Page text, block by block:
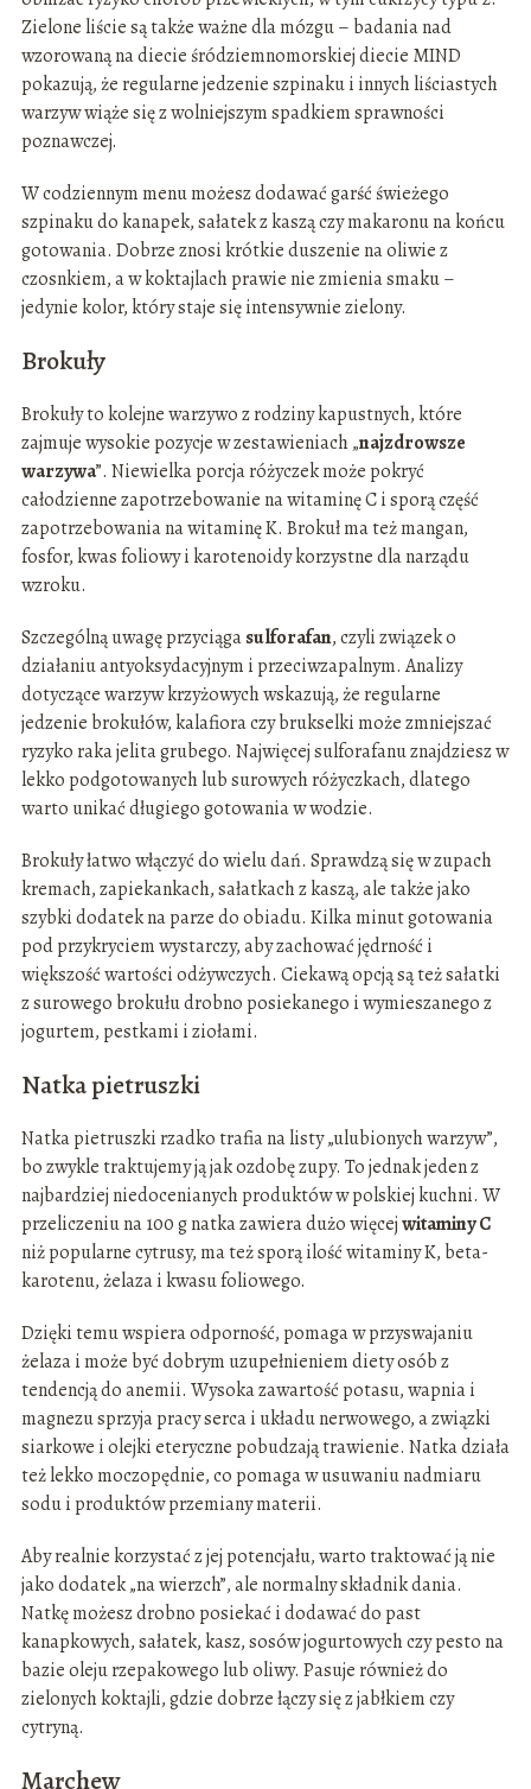
Zielone liście są także ważne dla mózgu – badania nad
wzorowaną na diecie śródziemnomorskiej diecie MIND
pokazują, że regularne jedzenie szpinaku i innych liściastych
warzyw wiąże się z wolniejszym spadkiem sprawności
poznawczej.
W codziennym menu możesz dodawać garść świeżego
szpinaku do kanapek, sałatek z kaszą czy makaronu na końcu
gotowania. Dobrze znosi krótkie duszenie na oliwie z
czosnkiem, a w koktajlach prawie nie zmienia smaku –
jedynie kolor, który staje się intensywnie zielony.
Brokuły
Brokuły to kolejne warzywo z rodziny kapustnych, które
zajmuje wysokie pozycje w zestawieniach „najzdrowsze
warzywa”. Niewielka porcja różyczek może pokryć
całodzienne zapotrzebowanie na witaminę C i sporą część
zapotrzebowania na witaminę K. Brokuł ma też mangan,
fosfor, kwas foliowy i karotenoidy korzystne dla narządu
wzroku.
Szczególną uwagę przyciągasulforafan, czyli związek o
działaniu antyoksydacyjnym i przeciwzapalnym. Analizy
dotyczące warzyw krzyżowych wskazują, że regularne
jedzenie brokułów, kalafiora czy brukselki może zmniejszać
ryzyko raka jelita grubego. Najwięcej sulforafanu znajdziesz w
lekko podgotowanych lub surowych różyczkach, dlatego
warto unikać długiego gotowania w wodzie.
Brokuły łatwo włączyć do wielu dań. Sprawdzą się w zupach
kremach, zapiekankach, sałatkach z kaszą, ale także jako
szybki dodatek na parze do obiadu. Kilka minut gotowania
pod przykryciem wystarczy, aby zachować jędrność i
większość wartości odżywczych. Ciekawą opcją są też sałatki
z surowego brokułu drobno posiekanego i wymieszanego z
jogurtem, pestkami i ziołami.
Natka pietruszki
Natka pietruszki rzadko trafia na listy „ulubionych warzyw”,
bo zwykle traktujemy ją jak ozdobę zupy. To jednak jeden z
najbardziej niedocenianych produktów w polskiej kuchni. W
przeliczeniu na 100 g natka zawiera dużo więcejwitaminy C
niż popularne cytrusy, ma też sporą ilość witaminy K, beta-
karotenu, żelaza i kwasu foliowego.
Dzięki temu wspiera odporność, pomaga w przyswajaniu
żelaza i może być dobrym uzupełnieniem diety osób z
tendencją do anemii. Wysoka zawartość potasu, wapnia i
magnezu sprzyja pracy serca i układu nerwowego, a związki
siarkowe i olejki eteryczne pobudzają trawienie. Natka działa
też lekko moczopędnie, co pomaga w usuwaniu nadmiaru
sodu i produktów przemiany materii.
Aby realnie korzystać z jej potencjału, warto traktować ją nie
jako dodatek „na wierzch”, ale normalny składnik dania.
Natkę możesz drobno posiekać i dodawać do past
kanapkowych, sałatek, kasz, sosów jogurtowych czy pesto na
bazie oleju rzepakowego lub oliwy. Pasuje również do
zielonych koktajli, gdzie dobrze łączy się z jabłkiem czy
cytryną.
Marchew